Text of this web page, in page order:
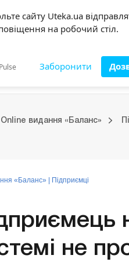
сайту Uteka.ua
на робочий стіл.
Заборонити
інформаційну страховку
Правова база
Всі категорії
Online видання «Баланс»
«Баланс» Підприємці
не